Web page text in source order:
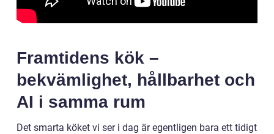
Framtidens kök –
bekvämlighet, hållbarhet och
AI i samma rum
Det smarta köket vi ser i dag är egentligen bara ett tidigt